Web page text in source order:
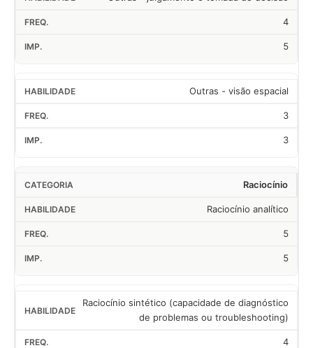
4
5
Outras - visão espacial
3
3
Raciocínio
Raciocínio analítico
5
5
Raciocínio sintético (capacidade de diagnóstico
de problemas ou troubleshooting)
4